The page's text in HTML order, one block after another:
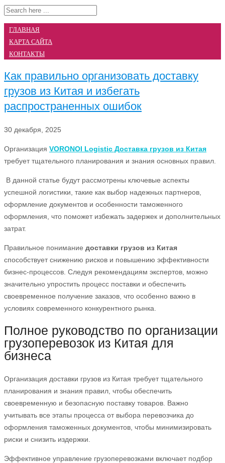
ГЛАВНАЯ
КАРТА САЙТА
КОНТАКТЫ
Как правильно организовать доставку
грузов из Китая и избегать
распространенных ошибок
30 декабря, 2025
Организация VORONOI Logistic Доставка грузов из Китая
требует тщательного планирования и знания основных правил.
В данной статье будут рассмотрены ключевые аспекты
успешной логистики, такие как выбор надежных партнеров,
оформление документов и особенности таможенного
оформления, что поможет избежать задержек и дополнительных
затрат.
Правильное понимание доставки грузов из Китая
способствует снижению рисков и повышению эффективности
бизнес-процессов. Следуя рекомендациям экспертов, можно
значительно упростить процесс поставки и обеспечить
своевременное получение заказов, что особенно важно в
условиях современного конкурентного рынка.
Полное руководство по организации
грузоперевозок из Китая для
бизнеса
Организация доставки грузов из Китая требует тщательного
планирования и знания правил, чтобы обеспечить
своевременную и безопасную поставку товаров. Важно
учитывать все этапы процесса от выбора перевозчика до
оформления таможенных документов, чтобы минимизировать
риски и снизить издержки.
Эффективное управление грузоперевозками включает подбор